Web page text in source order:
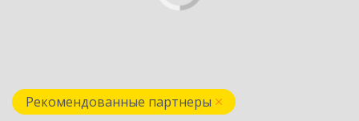
Рекомендованные партнеры